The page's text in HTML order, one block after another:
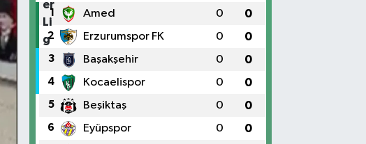
1 Amed 0 0
2 Erzurumspor FK 0 0
3 Başakşehir 0 0
4 Kocaelispor 0 0
5 Beşiktaş 0 0
6 Eyüpspor 0 0